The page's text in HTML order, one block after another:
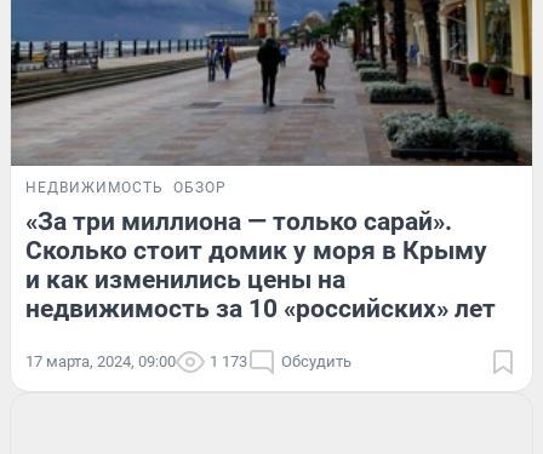
НЕДВИЖИМОСТЬ ОБЗОР
«За три миллиона — только сарай».
Сколько стоит домик у моря в Крыму
и как изменились цены на
недвижимость за 10 «российских» лет
17 марта, 2024, 09:00 1 173 Обсудить